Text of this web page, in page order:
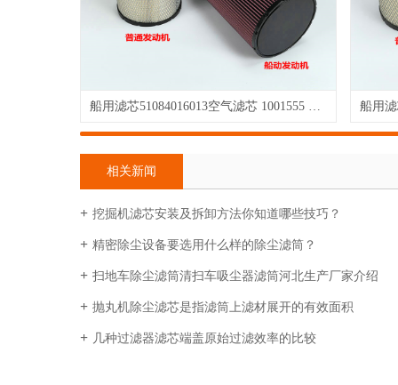
相关新闻
挖掘机滤芯安装及拆卸方法你知道哪些技巧？
精密除尘设备要选用什么样的除尘滤筒？
扫地车除尘滤筒清扫车吸尘器滤筒河北生产厂家介绍
抛丸机除尘滤芯是指滤筒上滤材展开的有效面积
几种过滤器滤芯端盖原始过滤效率的比较